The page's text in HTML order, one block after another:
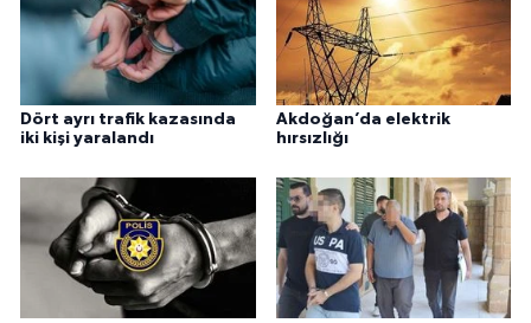
Dört ayrı trafik kazasında
iki kişi yaralandı
Akdoğan’da elektrik
hırsızlığı